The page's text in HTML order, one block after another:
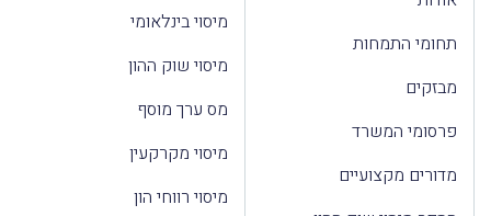
התמחות
המשרד
מקצועיים
מיסוי בינלאומי
מיסוי שוק ההון
מס ערך מוסף
מיסוי מקרקעין
מיסוי רווחי הון